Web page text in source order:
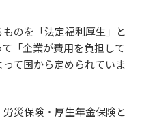
のを「法定福利厚生」と
「企業が費用を負担して
て国から定められていま
災保険・厚生年金保険と